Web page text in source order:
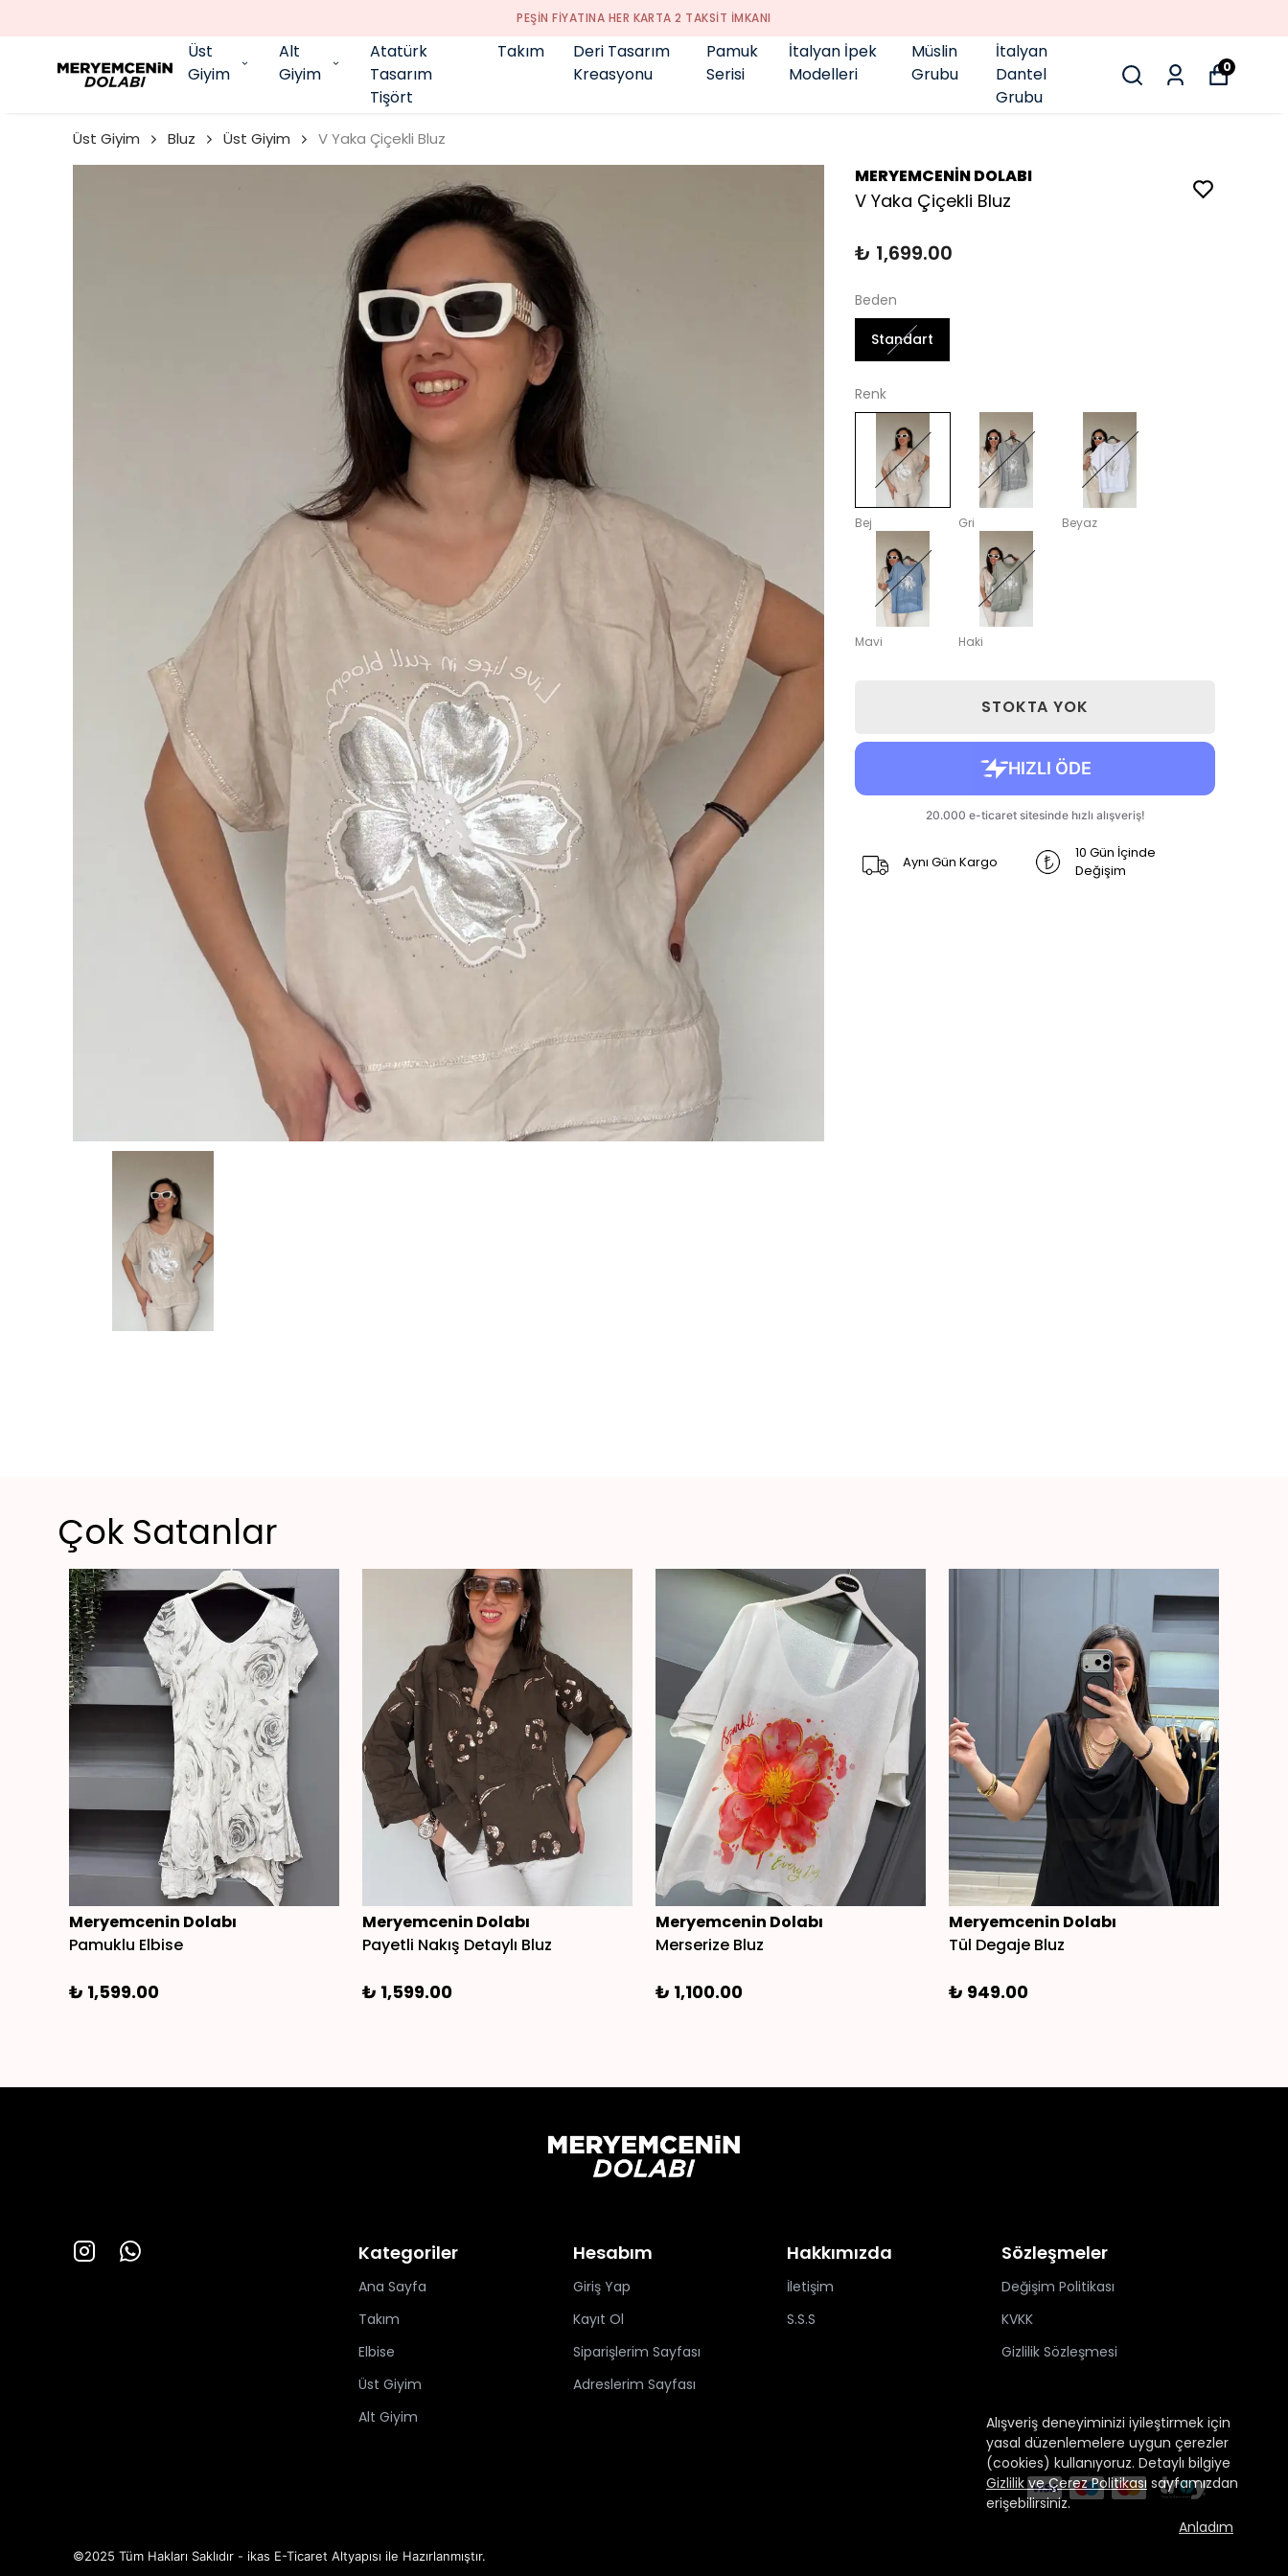
Üst
Giyim
Alt
Giyim
Atatürk
Tasarım
Tişört
Takım
Deri Tasarım
Kreasyonu
Pamuk
Serisi
İtalyan İpek
Modelleri
Müslin
Grubu
İtalyan
Dantel
Grubu
0
Alışveriş deneyiminizi iyileştirmek için
yasal düzenlemelere uygun çerezler
(cookies) kullanıyoruz. Detaylı bilgiye
Gizlilik ve Çerez Politikası sayfamızdan
erişebilirsiniz.
Anladım
Üst Giyim Bluz Üst Giyim V Yaka Çiçekli Bluz
MERYEMCENİN DOLABI
V Yaka Çiçekli Bluz
₺ 1,699.00
Beden
Standart
Renk
Bej Gri Beyaz
Mavi Haki
STOKTA YOK
Aynı Gün Kargo
10 Gün İçinde
Değişim
Çok Satanlar
Meryemcenin Dolabı
Pamuklu Elbise
₺ 1,599.00
Meryemcenin Dolabı
Payetli Nakış Detaylı Bluz
₺ 1,599.00
Meryemcenin Dolabı
Merserize Bluz
₺ 1,100.00
Meryemcenin Dolabı
Tül Degaje Bluz
₺ 949.00
Kategoriler
Ana Sayfa
Takım
Elbise
Üst Giyim
Alt Giyim
Hesabım
Giriş Yap
Kayıt Ol
Siparişlerim Sayfası
Adreslerim Sayfası
Hakkımızda
İletişim
S.S.S
Sözleşmeler
Değişim Politikası
KVKK
Gizlilik Sözleşmesi
©2025 Tüm Hakları Saklıdır - ikas E-Ticaret Altyapısı ile Hazırlanmıştır.